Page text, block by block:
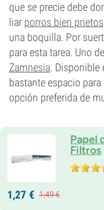
que se precie debe
liar porros bien prietos
una boquilla. Por
para esta tarea. Uno
Zamnesia. Disponible
bastante espacio
opción preferida de
Papel
Filtros
1,27 € 1,49€